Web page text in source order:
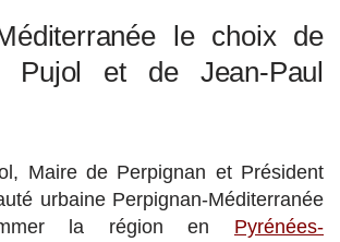
le choix de
Pujol et de Jean-Paul
Maire de Perpignan et Président
urbaine Perpignan-Méditerranée
la région en Pyrénées-